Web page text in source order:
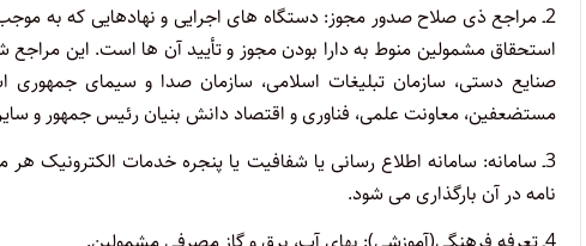
2ـ مراجع ذی صلاح صدور مجوز: دستگاه های اجرایی و نهادهایی که به
استحقاق مشمولین منوط به دارا بودن مجوز و تأیید آن ها است. این
صنایع دستی، سازمان تبلیغات اسلامی، سازمان صدا و سیمای جمهوری
مستضعفین، معاونت علمی، فناوری و اقتصاد دانش بنیان رئیس جمهور و
3ـ سامانه: سامانه اطلاع رسانی یا شفافیت یا پنجره خدمات الکترونیک
نامه در آن بارگذاری می شود.